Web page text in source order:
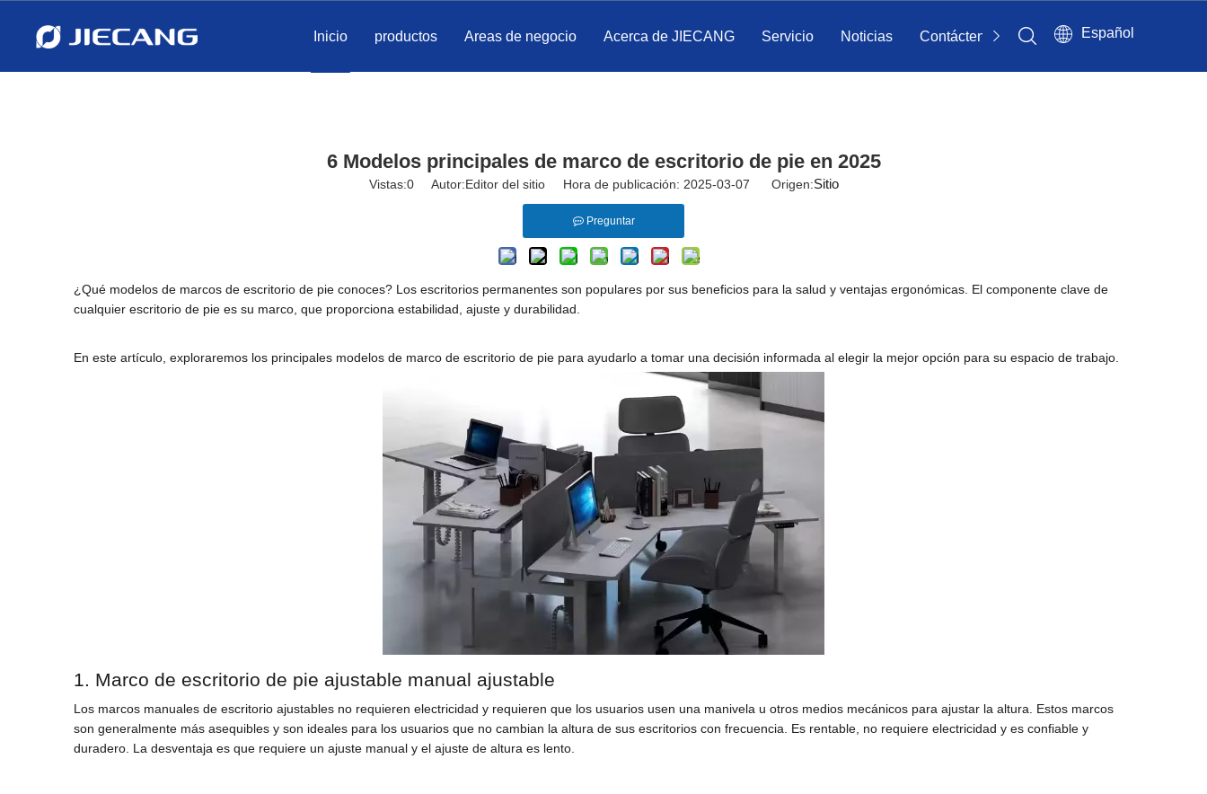
Inicio productos Areas de negocio Acerca de JIECANG Servicio Noticias Contáctenos Español
6 Modelos principales de marco de escritorio de pie en 2025
Vistas:0Autor:Editor del sitio Hora de publicación: 2025-03-07 Origen:Sitio
Preguntar
¿Qué modelos de marcos de escritorio de pie conoces? Los escritorios permanentes son populares por sus beneficios para la salud y ventajas ergonómicas. El componente clave de
cualquier escritorio de pie es su marco, que proporciona estabilidad, ajuste y durabilidad.
En este artículo, exploraremos los principales modelos de marco de escritorio de pie para ayudarlo a tomar una decisión informada al elegir la mejor opción para su espacio de trabajo.
1. Marco de escritorio de pie ajustable manual ajustable
Los marcos manuales de escritorio ajustables no requieren electricidad y requieren que los usuarios usen una manivela u otros medios mecánicos para ajustar la altura. Estos marcos
son generalmente más asequibles y son ideales para los usuarios que no cambian la altura de sus escritorios con frecuencia. Es rentable, no requiere electricidad y es confiable y
duradero. La desventaja es que requiere un ajuste manual y el ajuste de altura es lento.